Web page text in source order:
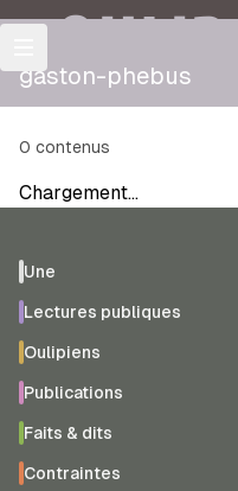
OULIPO
gaston-phebus
0 contenus
Chargement…
Une
Lectures publiques
Oulipiens
Publications
Faits & dits
Contraintes